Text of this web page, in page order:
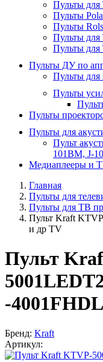
Пульты
Пульты
Пульты
Пульты
Пульты
Пульты ДУ по
Пульты для
Пульты
Пульты
Пульты для
Пульт
101BM, J-
Медиаплееры и
Главная
Пульты для
Пульты для ТВ
Пульт Kraft
и др TV
Пульт
-
Бренд: Kraft
Артикул: